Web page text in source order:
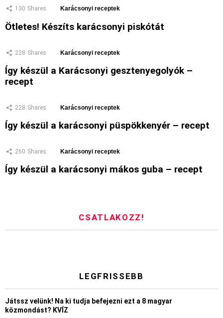
130 Shares Karácsonyi receptek
Ötletes! Készíts karácsonyi piskótát
228 Shares Karácsonyi receptek
Így készül a Karácsonyi gesztenyegolyók –
recept
228 Shares Karácsonyi receptek
Így készül a karácsonyi püspökkenyér – recept
260 Shares Karácsonyi receptek
Így készül a karácsonyi mákos guba – recept
CSATLAKOZZ!
LEGFRISSEBB
Játssz velünk! Na ki tudja befejezni ezt a 8 magyar
közmondást? KVÍZ